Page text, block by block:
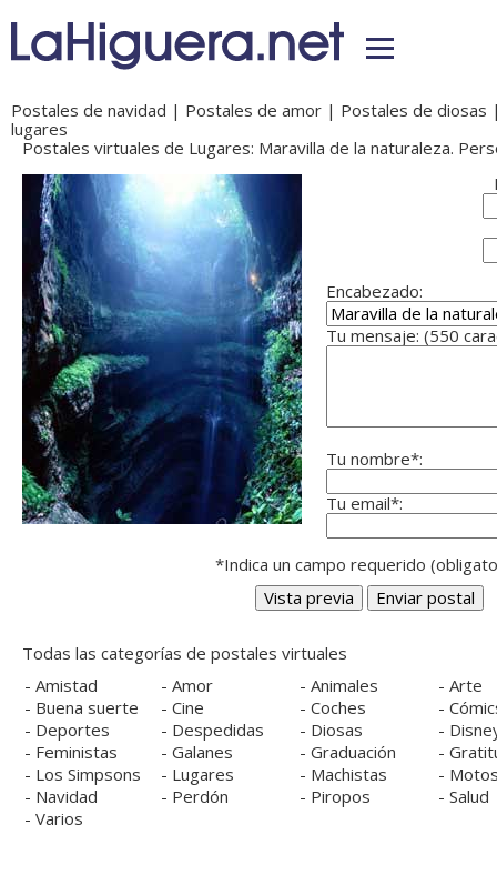
Postales de navidad | Postales de amor | Postales de diosas
lugares
Postales virtuales de Lugares: Maravilla de la naturaleza.
Encabezado:
Tu mensaje: (550
Tu nombre*:
Tu email*:
*Indica un campo requerido
Todas las categorías de postales virtuales
- Amistad - Amor - Animales - Arte
- Buena suerte - Cine - Coches -
- Deportes - Despedidas - Diosas -
- Feministas - Galanes - Graduación -
- Los Simpsons - Lugares - Machistas -
- Navidad - Perdón - Piropos - Salud
- Varios